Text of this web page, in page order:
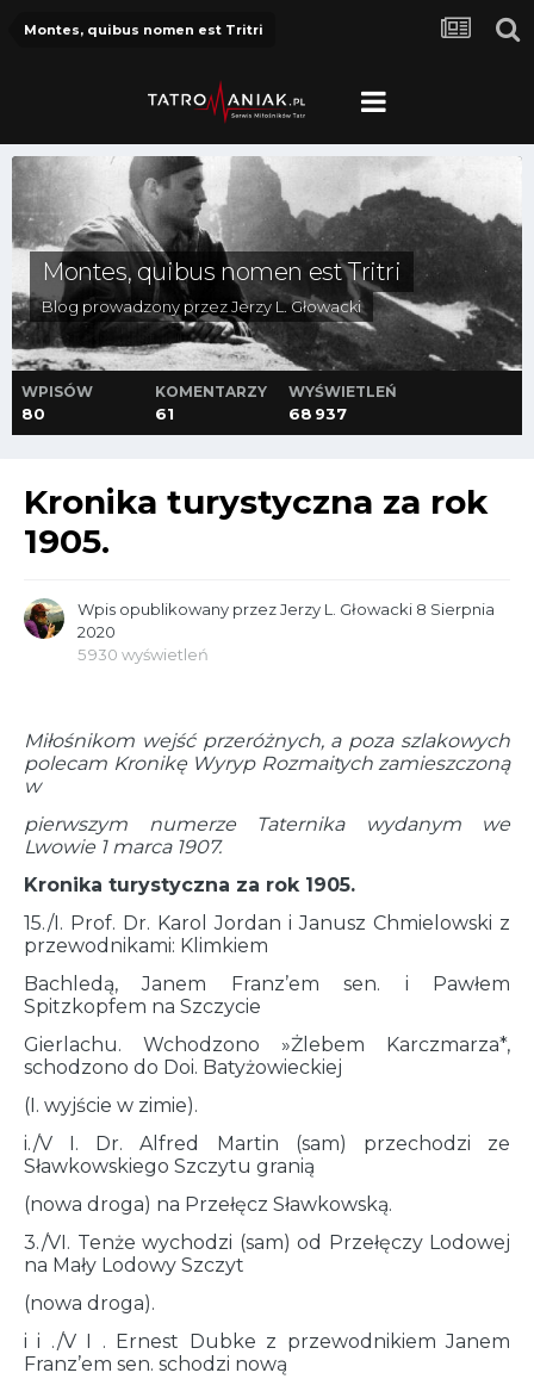
Montes, quibus nomen est Tritri
Montes, quibus nomen est Tritri
Blog prowadzony przezJerzy L. Głowacki
WPISÓW
80
KOMENTARZY
61
WYŚWIETLEŃ
68 937
Kronika turystyczna za rok
1905.
Wpis opublikowany przezJerzy L. Głowacki 8 Sierpnia
2020
5 930 wyświetleń
Miłośnikom wejść przeróżnych, a poza szlakowych
polecam Kronikę Wyryp Rozmaitych zamieszczoną
w
pierwszym numerze Taternika wydanym we
Lwowie 1 marca 1907.
Kronika turystyczna za rok 1905.
15./I. Prof. Dr. Karol Jordan i Janusz Chmielowski z
przewodnikami: Klimkiem
Bachledą, Janem Franz’em sen. i Pawłem
Spitzkopfem na Szczycie
Gierlachu. Wchodzono »Żlebem Karczmarza*,
schodzono do Doi. Batyżowieckiej
(I. wyjście w zimie).
i./V I. Dr. Alfred Martin (sam) przechodzi ze
Sławkowskiego Szczytu granią
(nowa droga) na Przełęcz Sławkowską.
3./VI. Tenże wychodzi (sam) od Przełęczy Lodowej
na Mały Lodowy Szczyt
(nowa droga).
i i ./V I . Ernest Dubke z przewodnikiem Janem
Franz’em sen. schodzi nową